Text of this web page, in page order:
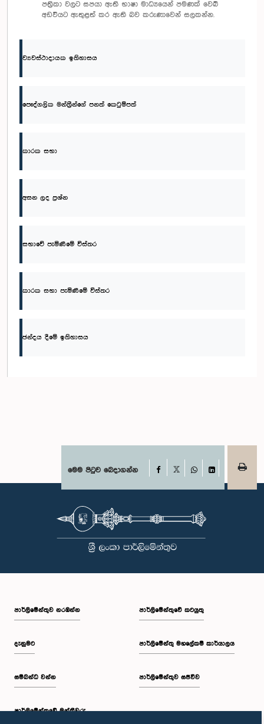
පත්‍රිකා වලට සපයා ඇති භාෂා මාධ්‍යයෙන් පමණක් වෙබ්
අඩවියට ඇතුළත් කර ඇති බව කරුණාවෙන් සලකන්න.
ව්‍යවස්ථාදායක ඉතිහාසය
පෞද්ගලික මන්ත්‍රීන්ගේ පනත් කෙටුම්පත්
කාරක සභා
අසන ලද ප්‍රශ්න
සභාවේ පැමිණීමේ විස්තර
කාරක සභා පැමිණීමේ විස්තර
ඡන්දය දීමේ ඉතිහාසය
මෙම පිටුව බෙදාගන්න Facebook
WhatsAppLinkedIn
පාර්ලි‌මේන්තුව නරඹන්න
දැනුමට
සම්බන්ධ වන්න
පාර්ලි‌මේන්තුවේ මන්ත්‍රීවරු
පාර්ලිමේන්තුවේ කටයුතු
පාර්ලිමේන්තු මහලේකම් කාර්යාලය
පාර්ලිමේන්තුව සජීවීව